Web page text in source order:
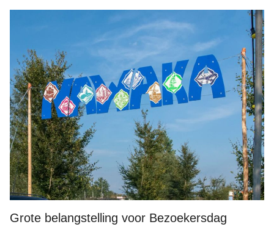
Grote belangstelling voor Bezoekersdag